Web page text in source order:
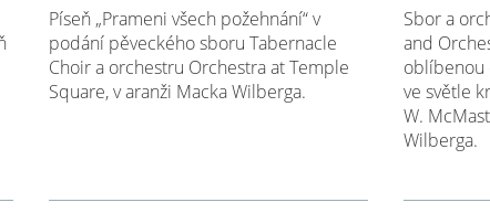
Píseň „Prameni všech požehnání“ v
podání pěveckého sboru Tabernacle
Choir a orchestru Orchestra at Temple
Square, v aranži Macka Wilberga.
Sbor a
and
oblíbenou
ve světle
W.
Wilberga.